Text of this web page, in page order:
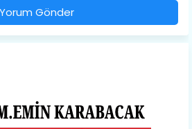
Yorum Gönder